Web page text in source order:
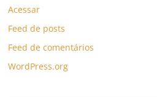
Acessar
Feed de posts
Feed de comentários
WordPress.org